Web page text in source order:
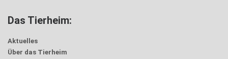
Das Tierheim:
Aktuelles
Über das Tierheim